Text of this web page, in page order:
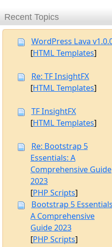
WordPress Lava v1.0.0
[HTML Templates]
Re: TF InsightFX
[HTML Templates]
TF InsightFX
[HTML Templates]
Re: Bootstrap 5
Essentials: A
2023
[PHP Scripts]
Bootstrap 5 Essentials:
A Comprehensive
Guide 2023
[PHP Scripts]
Top Poster